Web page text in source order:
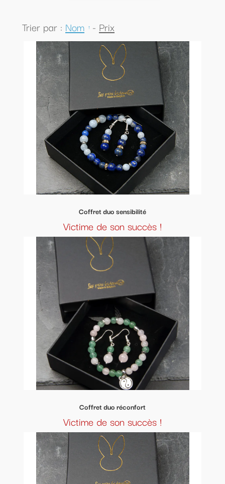
Trier par : Nom - Prix
Coffret duo sensibilité
Victime de son succès !
Coffret duo réconfort
Victime de son succès !